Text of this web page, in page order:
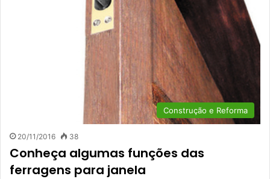
Construção e Reforma
20/11/2016 38
Conheça algumas funções das
ferragens para janela